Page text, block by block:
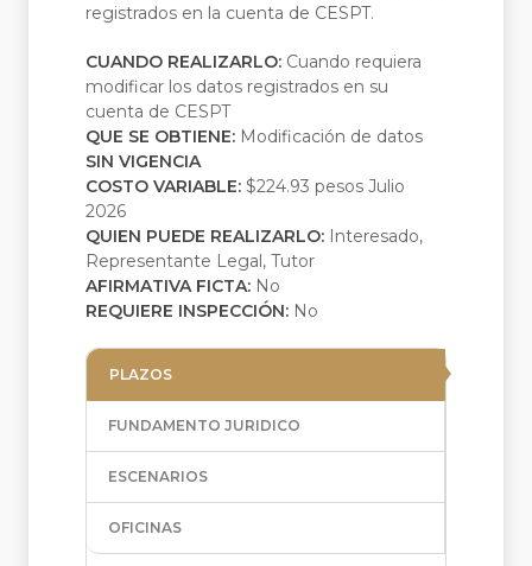
registrados en la cuenta de CESPT.
CUANDO REALIZARLO: Cuando requiera
modificar los datos registrados en su
cuenta de CESPT
QUE SE OBTIENE: Modificación de datos
SIN VIGENCIA
COSTO VARIABLE: $224.93 pesos Julio
2026
QUIEN PUEDE REALIZARLO: Interesado,
Representante Legal, Tutor
AFIRMATIVA FICTA: No
REQUIERE INSPECCIÓN: No
PLAZOS
FUNDAMENTO JURIDICO
ESCENARIOS
OFICINAS